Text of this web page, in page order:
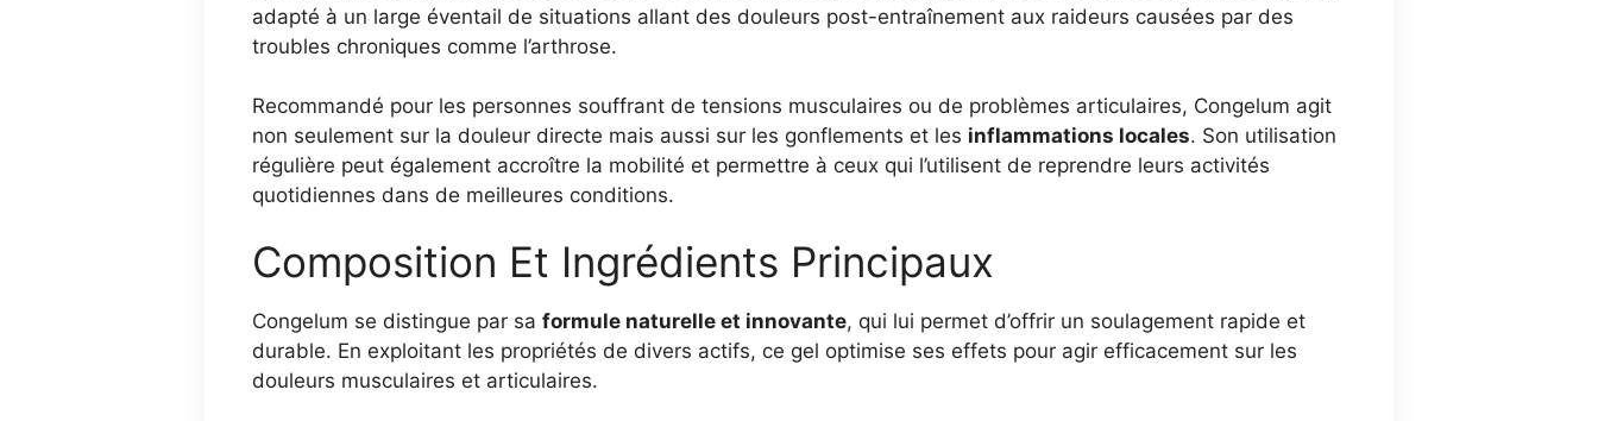
adapté à un large éventail de situations allant des douleurs post-entraînement aux raideurs causées par des
troubles chroniques comme l’arthrose.
Recommandé pour les personnes souffrant de tensions musculaires ou de problèmes articulaires, Congelum agit
non seulement sur la douleur directe mais aussi sur les gonflements et les inflammations locales. Son utilisation
régulière peut également accroître la mobilité et permettre à ceux qui l’utilisent de reprendre leurs activités
quotidiennes dans de meilleures conditions.
Composition Et Ingrédients Principaux
Congelum se distingue par sa formule naturelle et innovante, qui lui permet d’offrir un soulagement rapide et
durable. En exploitant les propriétés de divers actifs, ce gel optimise ses effets pour agir efficacement sur les
douleurs musculaires et articulaires.